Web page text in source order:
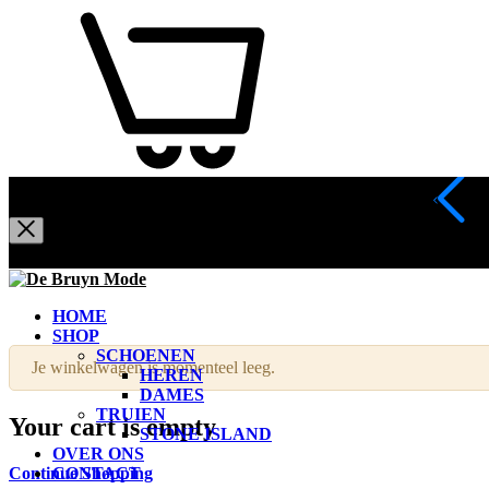
Bruyn
Mode
indruk
Draag
kwaliteit.
Draag
De
Bruyn
Mode.
HOME
SHOP
SCHOENEN
HEREN
DAMES
TRUIEN
STONE ISLAND
OVER ONS
CONTACT
Je winkelwagen is momenteel leeg.
Your cart is empty
Continue Shopping